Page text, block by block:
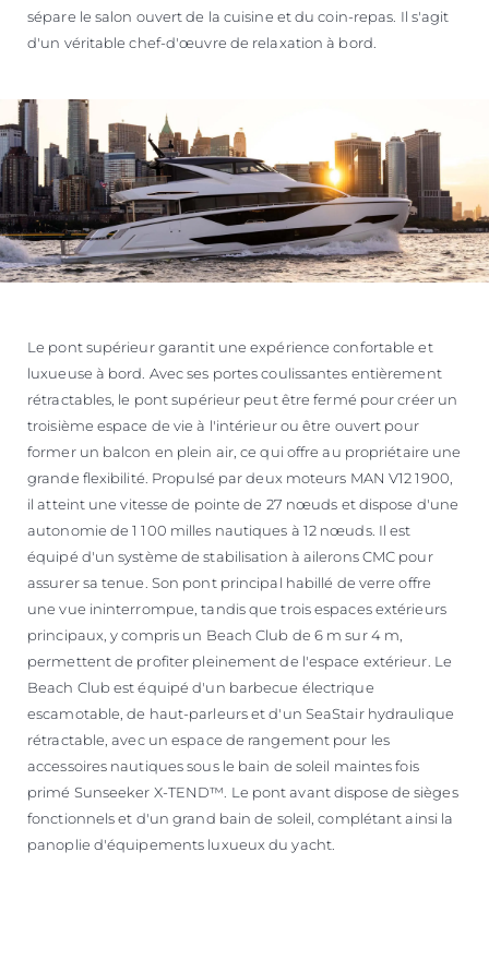
sépare le salon ouvert de la cuisine et du coin-repas. Il s'agit
d'un véritable chef-d'œuvre de relaxation à bord.
Le pont supérieur garantit une expérience confortable et
luxueuse à bord. Avec ses portes coulissantes entièrement
rétractables, le pont supérieur peut être fermé pour créer un
troisième espace de vie à l'intérieur ou être ouvert pour
former un balcon en plein air, ce qui offre au propriétaire une
grande flexibilité. Propulsé par deux moteurs MAN V12 1900,
il atteint une vitesse de pointe de 27 nœuds et dispose d'une
autonomie de 1 100 milles nautiques à 12 nœuds. Il est
équipé d'un système de stabilisation à ailerons CMC pour
assurer sa tenue. Son pont principal habillé de verre offre
une vue ininterrompue, tandis que trois espaces extérieurs
principaux, y compris un Beach Club de 6 m sur 4 m,
permettent de profiter pleinement de l'espace extérieur. Le
Beach Club est équipé d'un barbecue électrique
escamotable, de haut-parleurs et d'un SeaStair hydraulique
rétractable, avec un espace de rangement pour les
accessoires nautiques sous le bain de soleil maintes fois
primé Sunseeker X-TEND™. Le pont avant dispose de sièges
fonctionnels et d'un grand bain de soleil, complétant ainsi la
panoplie d'équipements luxueux du yacht.